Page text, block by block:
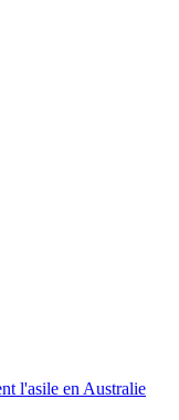
l'asile en Australie